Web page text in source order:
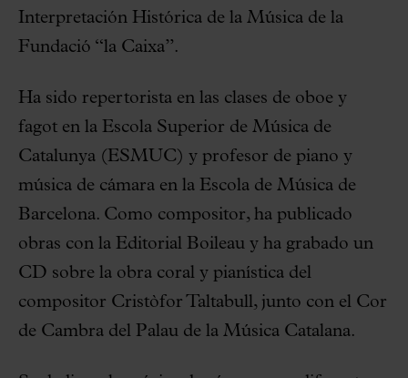
Interpretación Histórica de la Música de la
Fundació “la Caixa”.
Ha sido repertorista en las clases de oboe y
fagot en la Escola Superior de Música de
Catalunya (ESMUC) y profesor de piano y
música de cámara en la Escola de Música de
Barcelona. Como compositor, ha publicado
obras con la Editorial Boileau y ha grabado un
CD sobre la obra coral y pianística del
compositor Cristòfor Taltabull, junto con el Cor
de Cambra del Palau de la Música Catalana.